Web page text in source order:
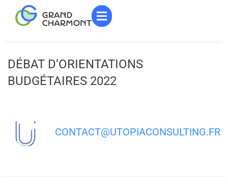
principal
DÉBAT D’ORIENTATIONS
BUDGÉTAIRES 2022
CONTACT@UTOPIACONSULTING.FR